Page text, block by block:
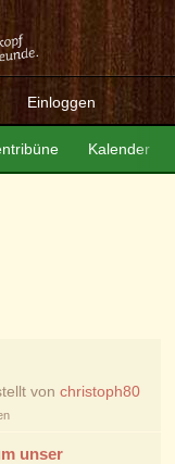
Einloggen
Kalender
von christoph80
unser